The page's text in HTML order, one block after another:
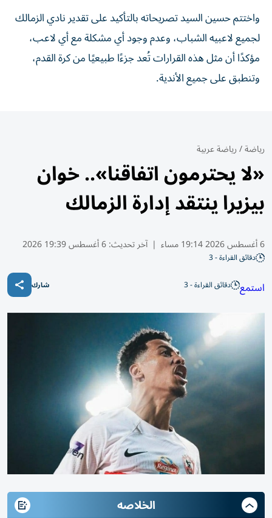
واختتم حسين السيد تصريحاته بالتأكيد على تقدير نادي الزمالك
لجميع لاعبيه الشباب، وعدم وجود أي مشكلة مع أي لاعب،
مؤكدًا أن مثل هذه القرارات تُعد جزءًا طبيعيًا من كرة القدم،
وتنطبق على جميع الأندية.
رياضة/رياضة عربية
«لا يحترمون اتفاقنا».. خوان
بيزيرا ينتقد إدارة الزمالك
6 أغسطس 2026 19:14 مساء | آخر تحديث:6 أغسطس 19:39 2026
دقائق القراءة - 3
استمع دقائق القراءة - 3 شارك
الخلاصه